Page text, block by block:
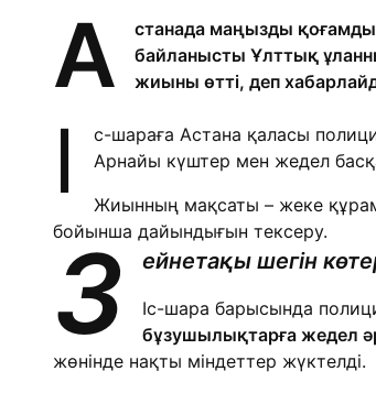
А
станада маңызды
байланысты Ұлттық
жиыны өтті, деп
І
с-шараға Астана қаласы
Арнайы күштер мен жедел
Жиынның мақсаты – жеке
бойынша дайындығын тексеру.
З ейнетақы шегін
Іс-шара барысында
бұзушылықтарға жедел
жөнінде нақты міндеттер жүктелді.